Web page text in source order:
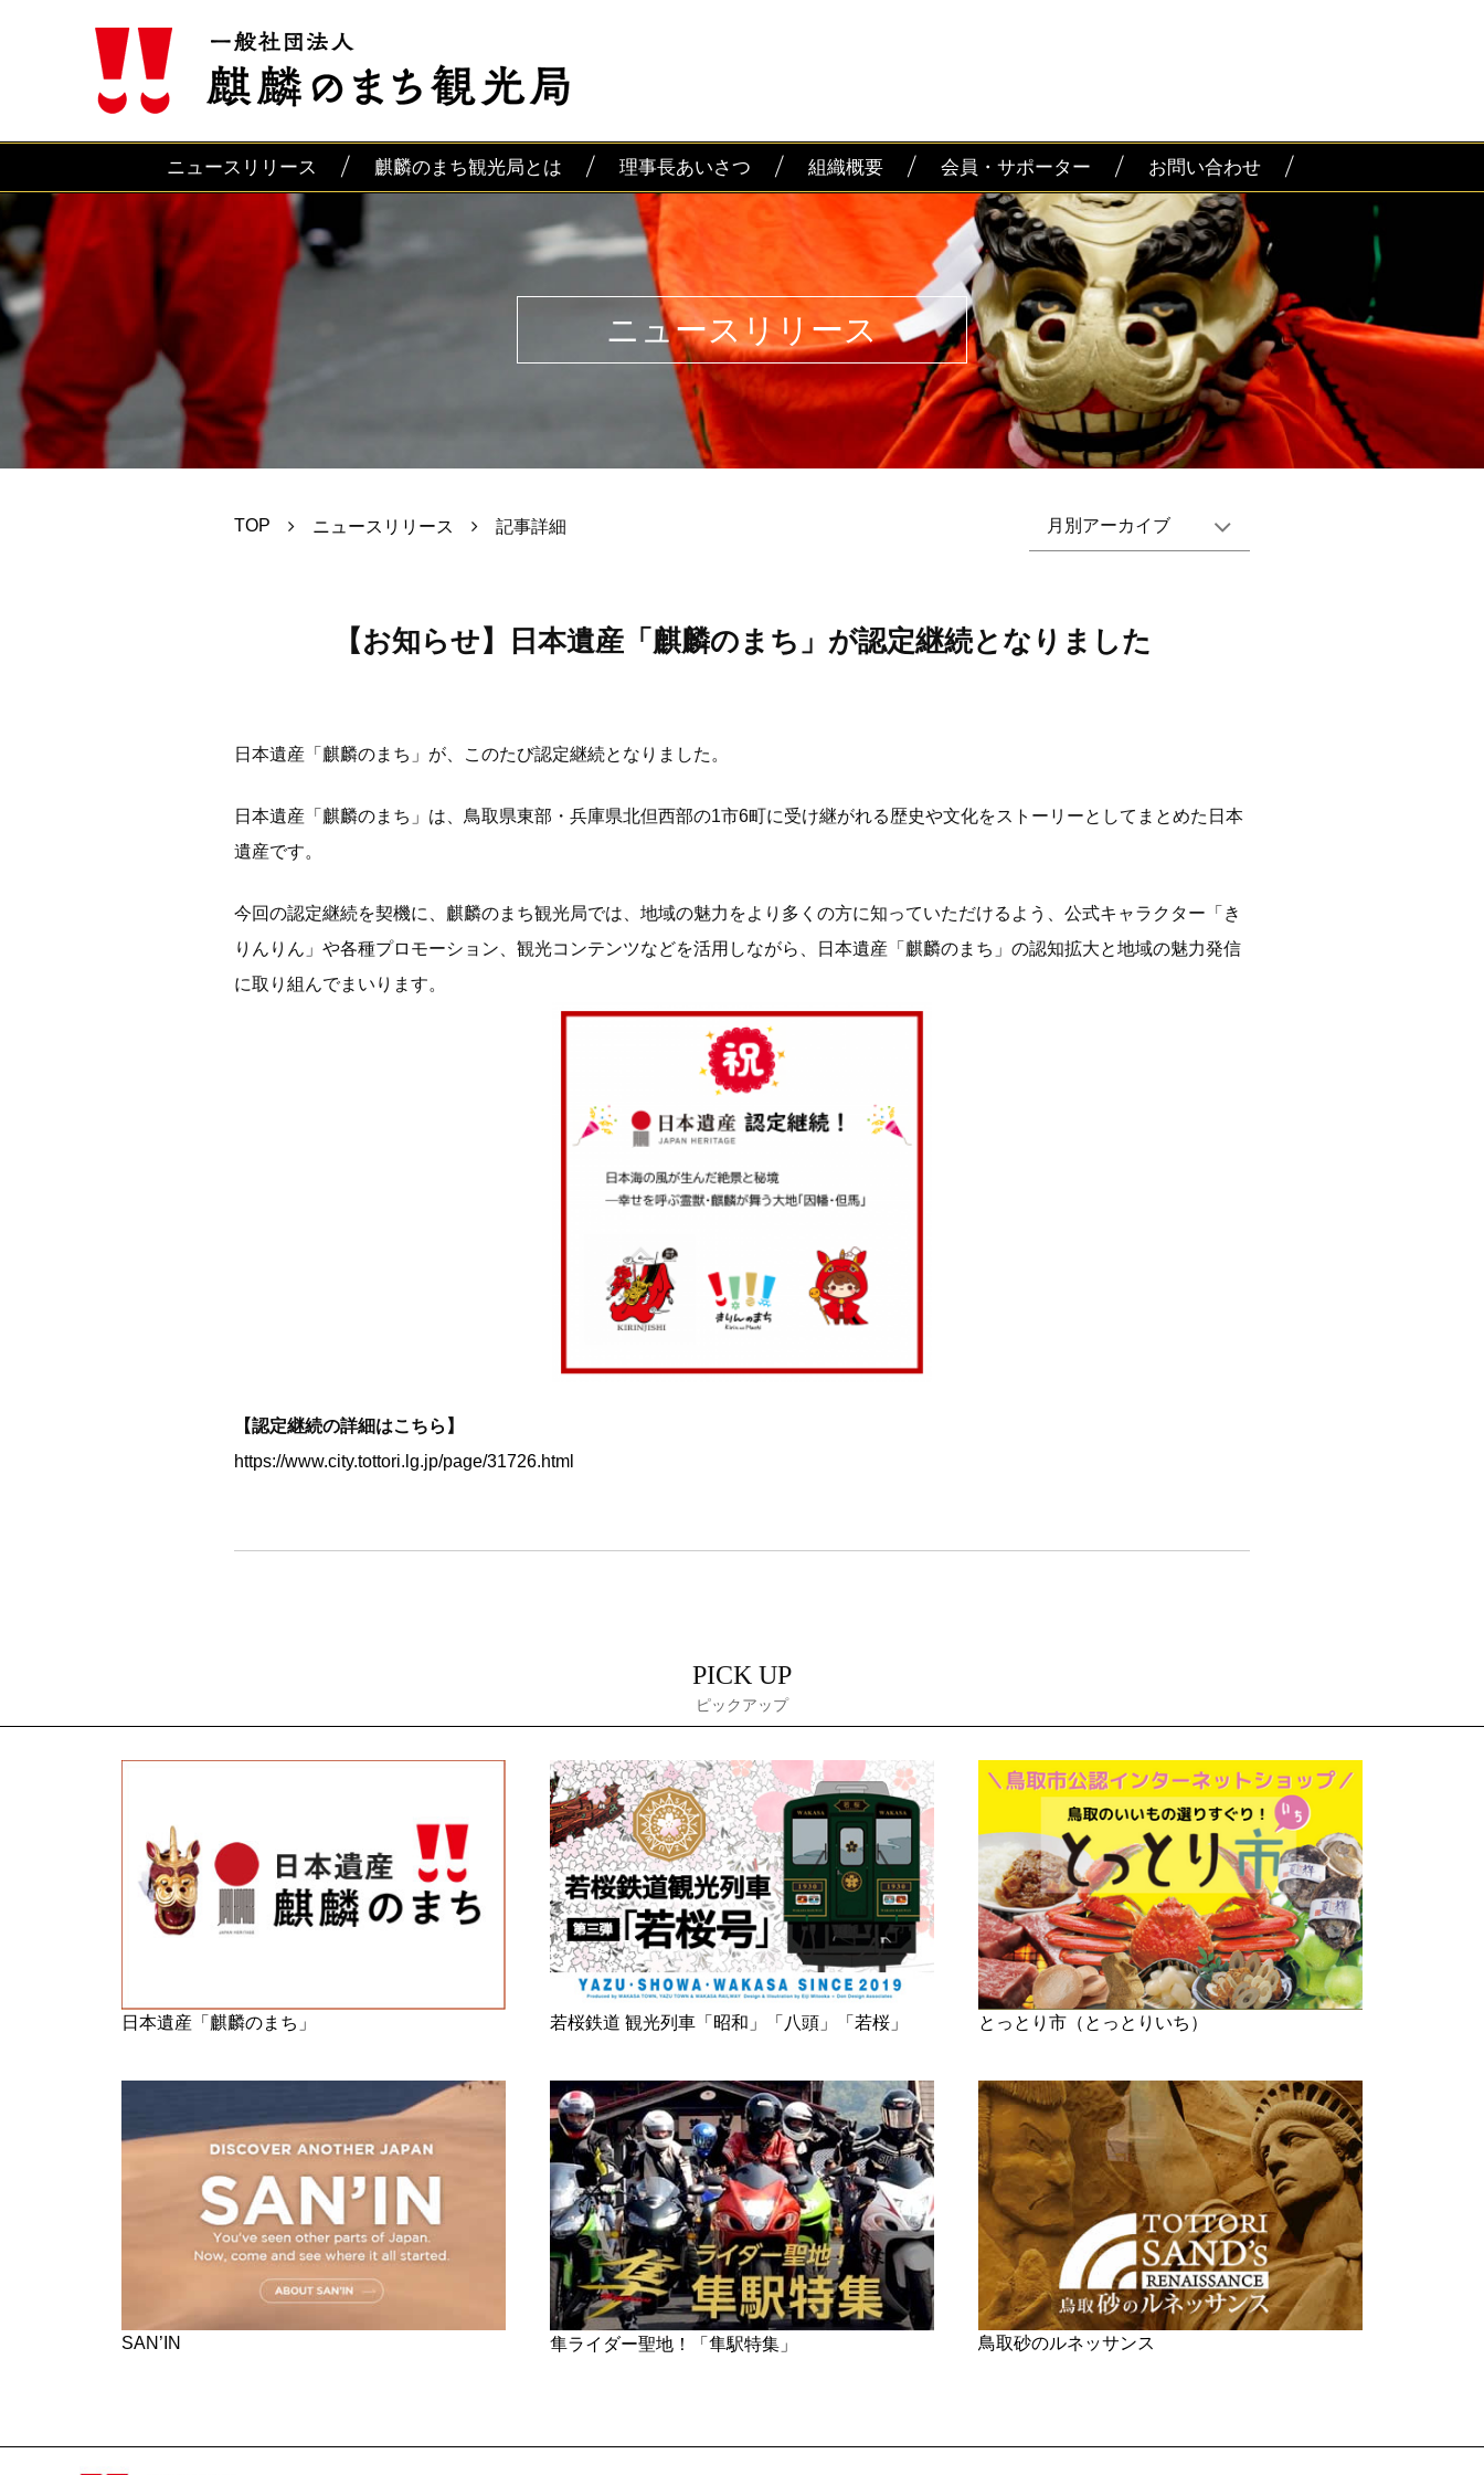
ニュースリリース 麒麟のまち観光局とは 理事長あいさつ 組織概要 会員・サポーター お問い合わせ
ニュースリリース
TOP ニュースリリース 記事詳細 月別アーカイブ
【お知らせ】日本遺産「麒麟のまち」が認定継続となりました
日本遺産「麒麟のまち」が、このたび認定継続となりました。
日本遺産「麒麟のまち」は、鳥取県東部・兵庫県北但西部の1市6町に受け継がれる歴史や文化をストーリーとしてまとめた日本
遺産です。
今回の認定継続を契機に、麒麟のまち観光局では、地域の魅力をより多くの方に知っていただけるよう、公式キャラクター「き
りんりん」や各種プロモーション、観光コンテンツなどを活用しながら、日本遺産「麒麟のまち」の認知拡大と地域の魅力発信
に取り組んでまいります。
【認定継続の詳細はこちら】
https://www.city.tottori.lg.jp/page/31726.html
PICK UP
ピックアップ
日本遺産「麒麟のまち」 若桜鉄道 観光列車「昭和」「八頭」「若桜」 とっとり市（とっとりいち）
SAN’IN 隼ライダー聖地！「隼駅特集」 鳥取砂のルネッサンス